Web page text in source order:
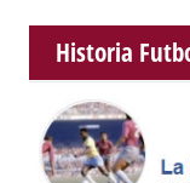
Historia